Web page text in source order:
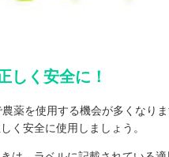
しく安全に！
薬を使用する機会が多くなり
く安全に使用しましょう。